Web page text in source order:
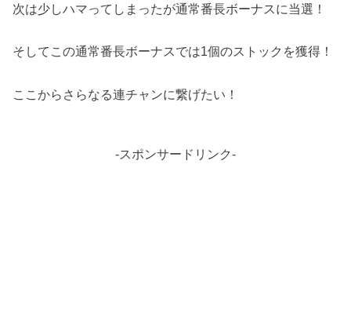
次は少しハマってしまったが通常番長ボーナスに当選！
そしてこの通常番長ボーナスでは1個のストックを獲得！
ここからさらなる連チャンに繋げたい！
-スポンサードリンク-